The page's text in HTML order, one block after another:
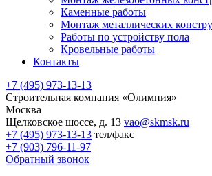
Каменные работы
Монтаж металлических
Работы по устройству пола
Кровельные работы
Контакты
+7 (495) 973-13-13
Строительная компания «Олимпия»
Москва
Щелковское шоссе, д. 13 vao@skmsk.ru
+7 (495) 973-13-13 тел/факс
+7 (903) 796-11-97
Обратный звонок